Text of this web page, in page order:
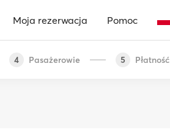
Moja rezerwacja Pomoc
4 Pasażerowie 5 Płatność